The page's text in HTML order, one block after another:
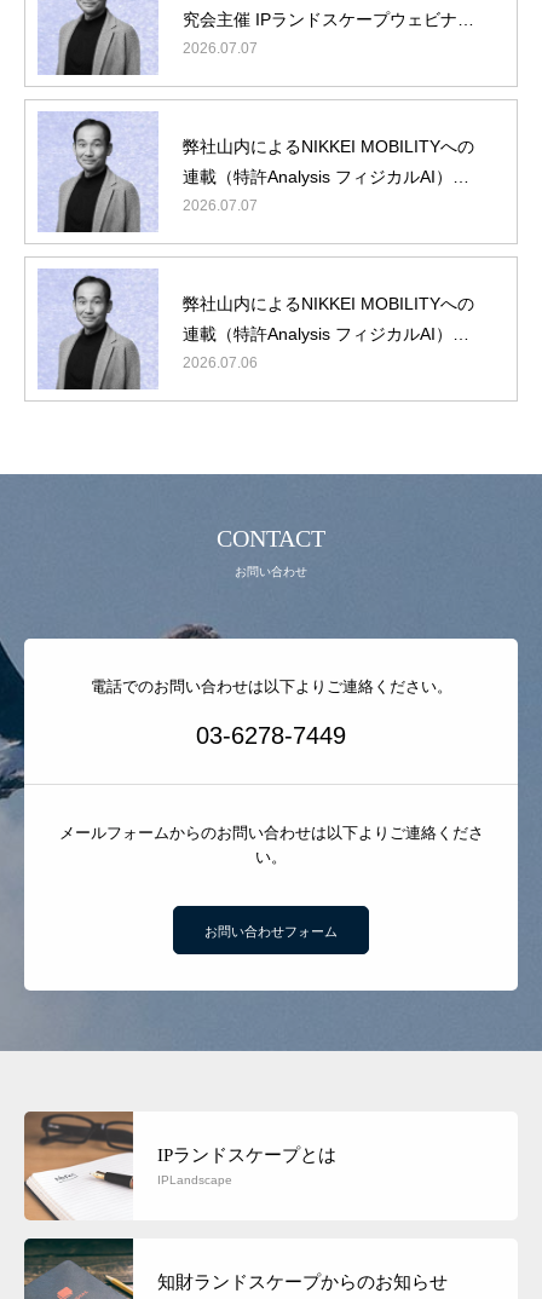
究会主催 IPランドスケープウェビナー
『フィジカルAI編』に弊社山内が登壇
2026.07.07
弊社山内によるNIKKEI MOBILITYへの
連載（特許Analysis フィジカルAI）第5
回/最終回
2026.07.07
弊社山内によるNIKKEI MOBILITYへの
連載（特許Analysis フィジカルAI）第4
回
2026.07.06
CONTACT
お問い合わせ
電話でのお問い合わせは以下よりご連絡ください。
03-6278-7449
メールフォームからのお問い合わせは以下よりご連絡くださ
い。
お問い合わせフォーム
IPランドスケープとは
IPLandscape
知財ランドスケープからのお知らせ
理念・概要
最新ニュース
役員・顧問紹介
お問い合わせ